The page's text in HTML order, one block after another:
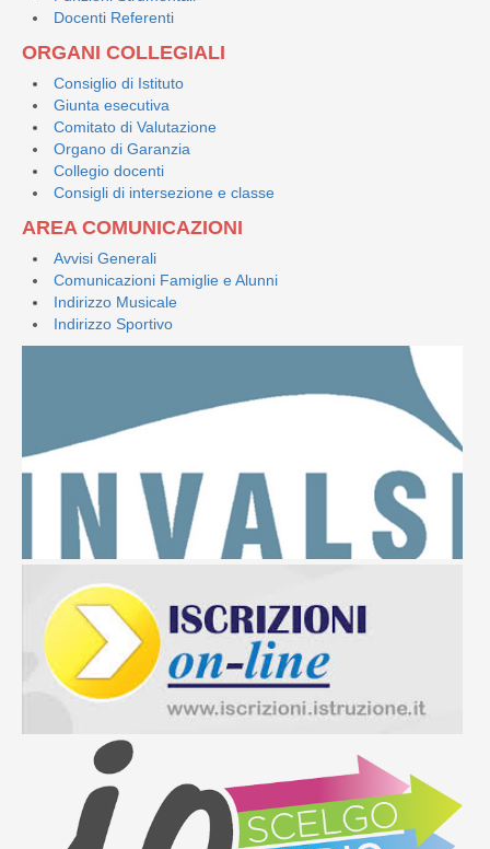
Docenti Referenti
ORGANI COLLEGIALI
Consiglio di Istituto
Giunta esecutiva
Comitato di Valutazione
Organo di Garanzia
Collegio docenti
Consigli di intersezione e classe
AREA COMUNICAZIONI
Avvisi Generali
Comunicazioni Famiglie e Alunni
Indirizzo Musicale
Indirizzo Sportivo